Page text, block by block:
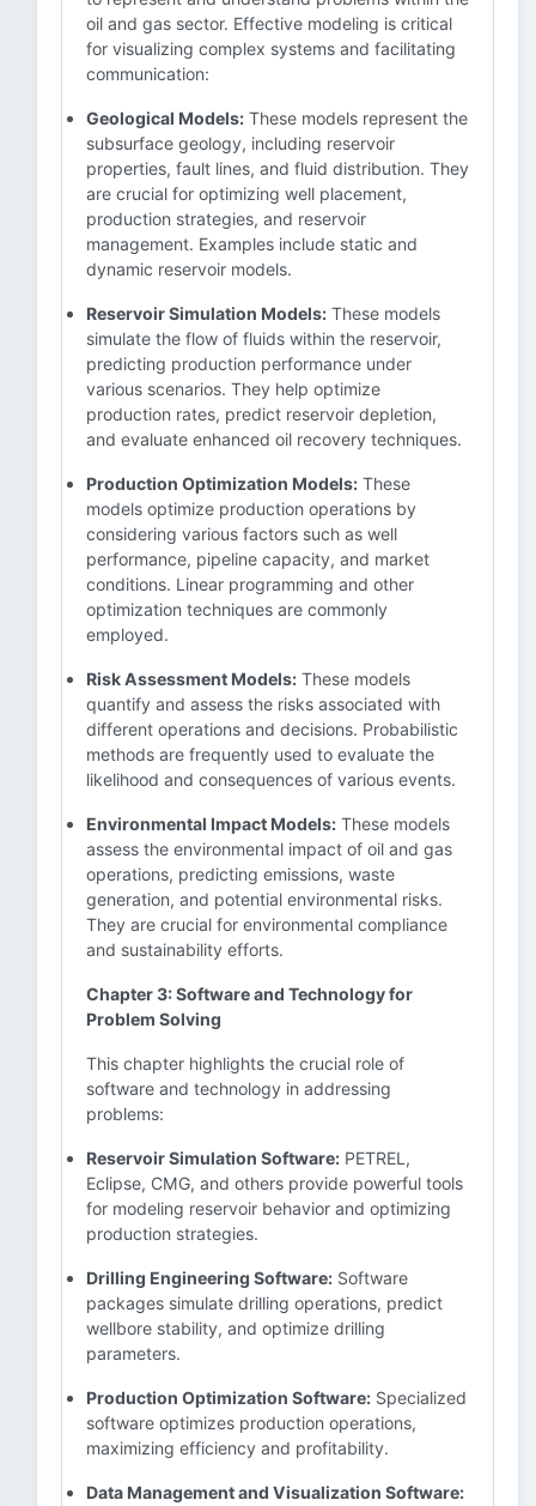
oil and gas sector. Effective modeling is critical
for visualizing complex systems and facilitating
communication:
Geological Models: These models represent the
subsurface geology, including reservoir
properties, fault lines, and fluid distribution. They
are crucial for optimizing well placement,
production strategies, and reservoir
management. Examples include static and
dynamic reservoir models.
Reservoir Simulation Models: These models
simulate the flow of fluids within the reservoir,
predicting production performance under
various scenarios. They help optimize
production rates, predict reservoir depletion,
and evaluate enhanced oil recovery techniques.
Production Optimization Models: These
models optimize production operations by
considering various factors such as well
performance, pipeline capacity, and market
conditions. Linear programming and other
optimization techniques are commonly
employed.
Risk Assessment Models: These models
quantify and assess the risks associated with
different operations and decisions. Probabilistic
methods are frequently used to evaluate the
likelihood and consequences of various events.
Environmental Impact Models: These models
assess the environmental impact of oil and gas
operations, predicting emissions, waste
generation, and potential environmental risks.
They are crucial for environmental compliance
and sustainability efforts.
Chapter 3: Software and Technology for
Problem Solving
This chapter highlights the crucial role of
software and technology in addressing
problems:
Reservoir Simulation Software: PETREL,
Eclipse, CMG, and others provide powerful tools
for modeling reservoir behavior and optimizing
production strategies.
Drilling Engineering Software: Software
packages simulate drilling operations, predict
wellbore stability, and optimize drilling
parameters.
Production Optimization Software: Specialized
software optimizes production operations,
maximizing efficiency and profitability.
Data Management and Visualization Software: